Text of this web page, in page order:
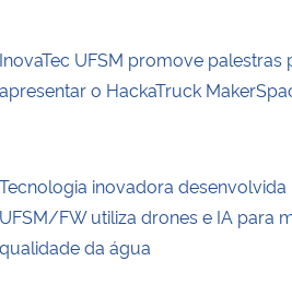
InovaTec UFSM promove palestras
apresentar o HackaTruck
Tecnologia inovadora desenvolvida
UFSM/FW utiliza drones e IA para
qualidade da água